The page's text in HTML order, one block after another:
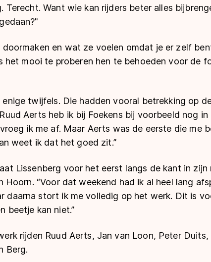
Terecht. Want wie kan rijders beter alles
en wat ze voelen omdat je er zelf
het mooi te proberen hen te behoeden voor de
twijfels. Die hadden vooral betrekking op
Aerts heb ik bij Foekens bij voorbeeld nog in
ik me af. Maar Aerts was de eerste die me
weet ik dat het goed zit.”
Lissenberg voor het eerst langs de kant in zijn
“Voor dat weekend had ik al heel lang
daarna stort ik me volledig op het werk. Dit is
beetje kan niet.”
rijden Ruud Aerts, Jan van Loon, Peter
Berg.